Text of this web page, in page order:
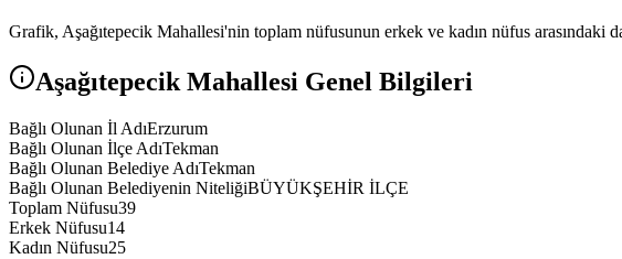
Grafik, Aşağıtepecik Mahallesi'nin toplam nüfusunun erkek ve kadın nüfus arasındaki
Aşağıtepecik Mahallesi Genel Bilgileri
Bağlı Olunan İl AdıErzurum
Bağlı Olunan İlçe AdıTekman
Bağlı Olunan Belediye AdıTekman
Bağlı Olunan Belediyenin NiteliğiBÜYÜKŞEHİR İLÇE
Toplam Nüfusu39
Erkek Nüfusu14
Kadın Nüfusu25